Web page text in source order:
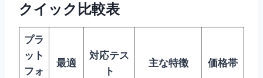
クイック比較表
プラ
ット
フォ
最適
対応テス
ト
主な特徴 価格帯